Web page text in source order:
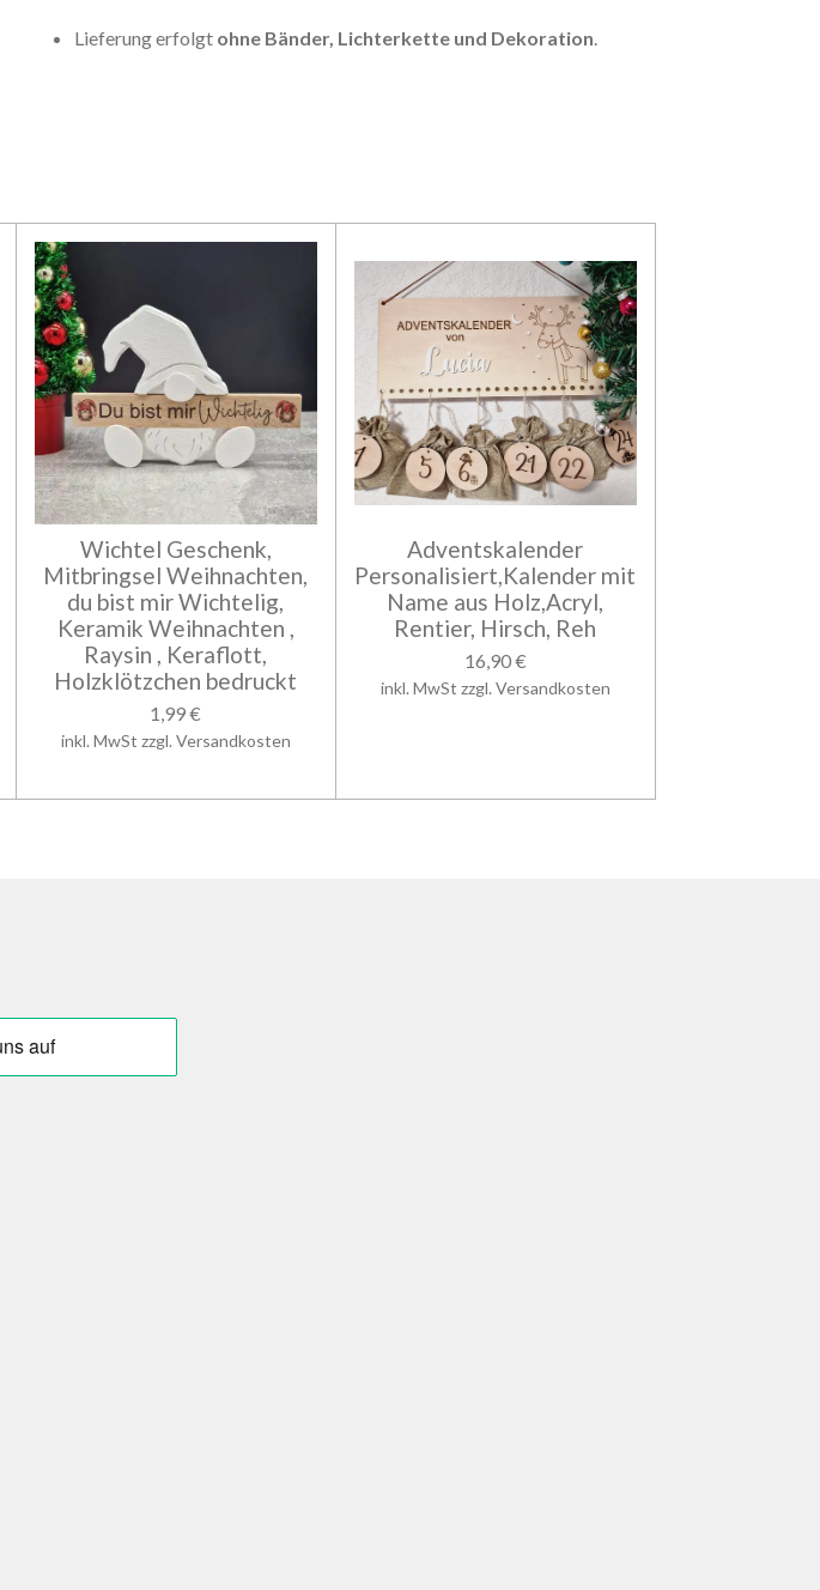
Lieferung erfolgt ohne Bänder, Lichterkette und Dekoration
Wichtel Geschenk,
Mitbringsel Weihnachten,
du bist mir Wichtelig,
Keramik Weihnachten ,
Raysin , Keraflott,
Holzklötzchen bedruckt
1,99 €
inkl. MwSt zzgl. Versandkosten
Adventskalender
Personalisiert,Kalender mit
Name aus Holz,Acryl,
Rentier, Hirsch, Reh
16,90 €
inkl. MwSt zzgl. Versandkosten